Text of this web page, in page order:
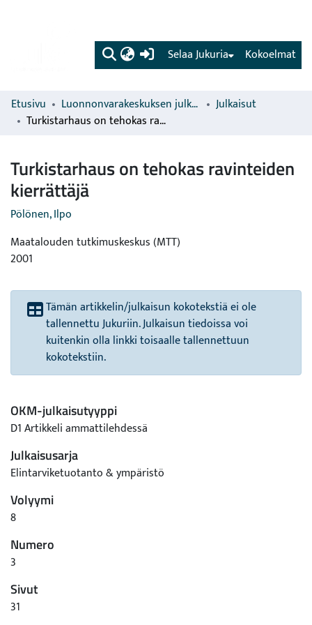
(current) Kokoelmat
Selaa Jukuria
Etusivu Luonnonvarakeskuksen julkaisut
Julkaisut
Turkistarhaus on tehokas ravinteiden kierrättäjä
Turkistarhaus on tehokas ravinteiden
kierrättäjä
Pölönen, Ilpo
Maatalouden tutkimuskeskus (MTT)
2001
Tämän artikkelin/julkaisun kokotekstiä ei ole
tallennettu Jukuriin. Julkaisun tiedoissa voi
kuitenkin olla linkki toisaalle tallennettuun
kokotekstiin.
OKM-julkaisutyyppi
D1 Artikkeli ammattilehdessä
Julkaisusarja
Elintarviketuotanto & ympäristö
Volyymi
8
Numero
3
Sivut
31